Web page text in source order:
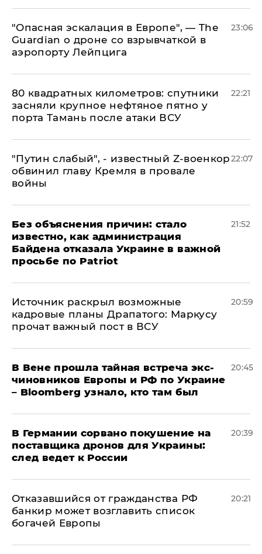
"Опасная эскалация в Европе", — The
Guardian о дроне со взрывчаткой в
аэропорту Лейпцига
23:06
80 квадратных километров: спутники
засняли крупное нефтяное пятно у
порта Тамань после атаки ВСУ
22:21
​"Путин слабый", - известный Z-военкор
обвинил главу Кремля в провале
войны
22:07
Без объяснения причин: стало
известно, как администрация
Байдена отказала Украине в важной
просьбе по Patriot
21:52
​Источник раскрыл возможные
кадровые планы Драпатого: Маркусу
прочат важный пост в ВСУ
20:59
В Вене прошла тайная встреча экс-
чиновников Европы и РФ по Украине
– Bloomberg узнало, кто там был
20:45
​В Германии сорвано покушение на
поставщика дронов для Украины:
след ведет к России
20:39
Отказавшийся от гражданства РФ
банкир может возглавить список
богачей Европы
20:21